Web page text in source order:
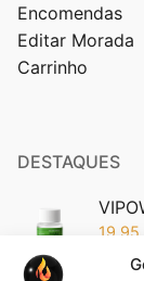
Encomendas
Editar Morada
Carrinho
DESTAQUES
19,95